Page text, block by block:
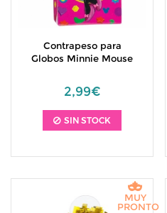
Contrapeso para
Globos Minnie Mouse
2,99€
SIN STOCK
MUY
PRONTO